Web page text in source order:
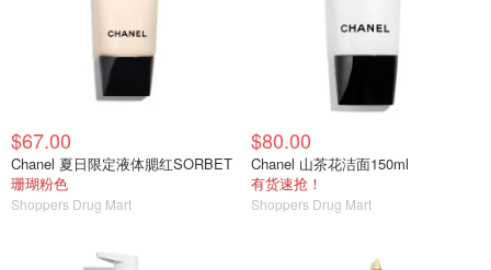
$67.00
Chanel 夏日限定液体腮红SORBET
珊瑚粉色
Shoppers Drug Mart
$80.00
Chanel 山茶花洁面150ml
有货速抢！
Shoppers Drug Mart